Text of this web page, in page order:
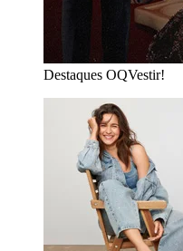
Destaques OQVestir!